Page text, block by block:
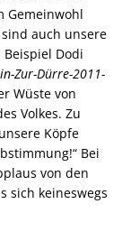
Gemeinwohl
auch unsere
Beispiel Dodi
Zur-Dürre-2011-
Wüste von
Volkes. Zu
Köpfe
Bei
von den
sich keineswegs